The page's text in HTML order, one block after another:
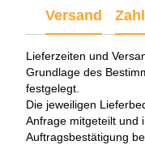
Versand
Lieferzeiten und
Grundlage des
festgelegt.
Die jeweiligen
Anfrage mitgeteilt und
Auftragsbestätigung